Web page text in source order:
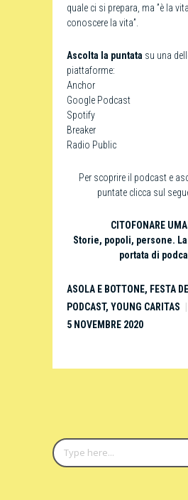
quale ci si prepara, ma ”è la
conoscere la vita”.
Ascolta la puntata su una
piattaforme:
Anchor
Google Podcast
Spotify
Breaker
Radio Public
Per scoprire il podcast e
puntate clicca sul
CITOFONARE
Storie, popoli, persone.
portata di
ASOLA E BOTTONE, FESTA
PODCAST, YOUNG CARITAS
5 NOVEMBRE 2020